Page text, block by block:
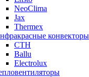
NeoClima
Jax
Thermex
конвекторы
CTH
Ballu
Electrolux